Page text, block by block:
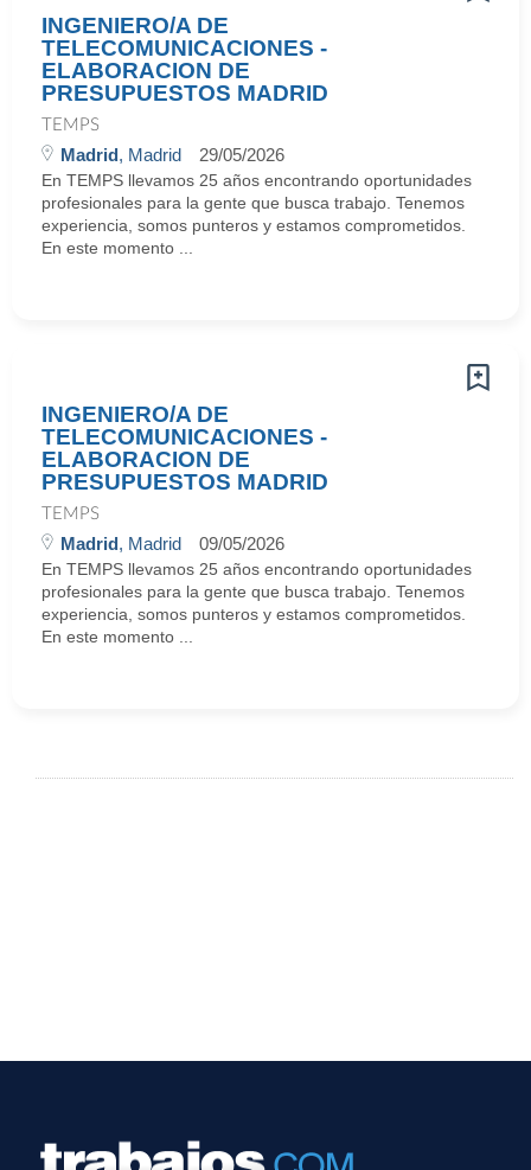
INGENIERO/A DE
TELECOMUNICACIONES -
ELABORACION DE
PRESUPUESTOS MADRID
TEMPS
Madrid, Madrid 29/05/2026
En TEMPS llevamos 25 años encontrando oportunidades
profesionales para la gente que busca trabajo. Tenemos
experiencia, somos punteros y estamos comprometidos.
En este momento ...
INGENIERO/A DE
TELECOMUNICACIONES -
ELABORACION DE
PRESUPUESTOS MADRID
TEMPS
Madrid, Madrid 09/05/2026
En TEMPS llevamos 25 años encontrando oportunidades
profesionales para la gente que busca trabajo. Tenemos
experiencia, somos punteros y estamos comprometidos.
En este momento ...